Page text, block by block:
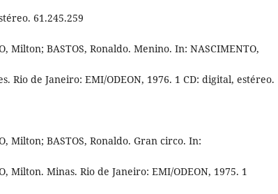
61.245.259
Milton; BASTOS, Ronaldo. Menino. In: NASCIMENTO,
Rio de Janeiro: EMI/ODEON, 1976. 1 CD: digital, estéreo.
Milton; BASTOS, Ronaldo. Gran circo. In:
Milton. Minas. Rio de Janeiro: EMI/ODEON, 1975. 1